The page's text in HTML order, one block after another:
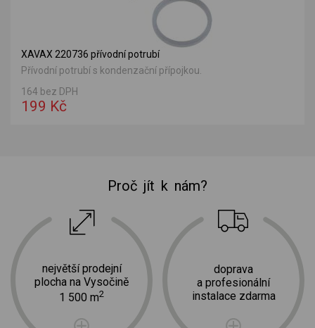
XAVAX 220736 přívodní potrubí
Přívodní potrubí s kondenzační přípojkou.
164 bez DPH
199 Kč
Proč jít k nám?
největší prodejní
plocha na Vysočině
1 500 m2
doprava
a profesionální
instalace zdarma